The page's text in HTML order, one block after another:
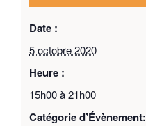
Date :
5 octobre 2020
Heure :
15h00 à 21h00
Catégorie d’Évènement: